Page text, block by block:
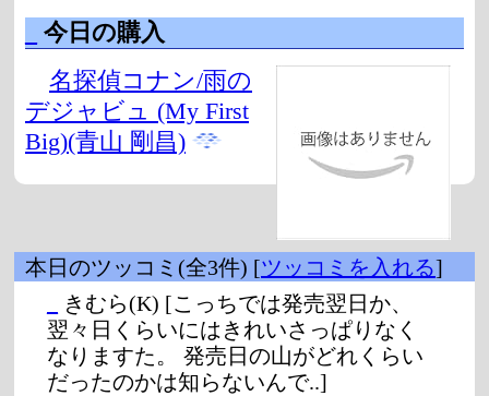
今日の購入
名探偵コナン/雨の
デジャビュ (My First
Big)(青山 剛昌)
本日のツッコミ(全3件) [ツッコミを入れる]
きむら(K) [こっちでは発売翌日か、
翌々日くらいにはきれいさっぱりなく
なりますた。 発売日の山がどれくらい
だったのかは知らないんで..]